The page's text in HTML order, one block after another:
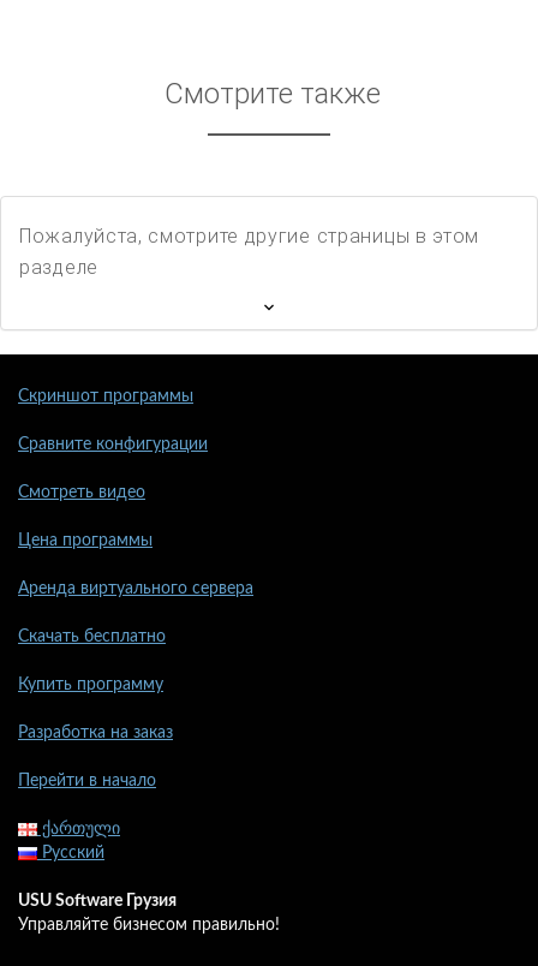
Смотрите также
Пожалуйста, смотрите другие страницы в этом
разделе
Скриншот программы
Сравните конфигурации
Смотреть видео
Цена программы
Аренда виртуального сервера
Скачать бесплатно
Купить программу
Разработка на заказ
Перейти в начало
ქართული
Русский
USU Software Грузия
Управляйте бизнесом правильно!